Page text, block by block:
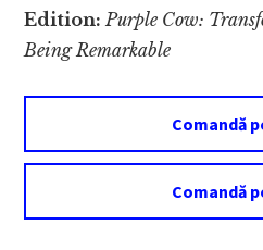
Edition:Purple Cow:
Being Remarkable
Comandă
Comandă